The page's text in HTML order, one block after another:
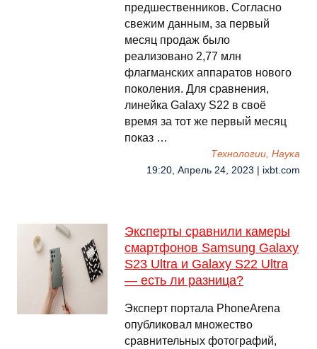
предшественников. Согласно
свежим данным, за первый
месяц продаж было
реализовано 2,77 млн
флагманских аппаратов нового
поколения. Для сравнения,
линейка Galaxy S22 в своё
время за тот же первый месяц
показ …
Технологии, Наука
19:20, Апрель 24, 2023 | ixbt.com
Эксперты сравнили камеры
смартфонов Samsung Galaxy
S23 Ultra и Galaxy S22 Ultra
— есть ли разница?
Эксперт портала PhoneArena
опубликовал множество
сравнительных фотографий,